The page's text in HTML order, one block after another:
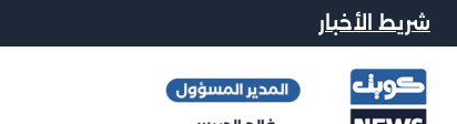
شريط الأخبار